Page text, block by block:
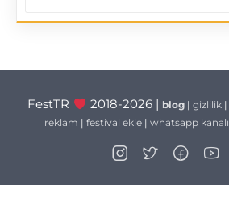
FestTR 2018-2026 | blog| gizlilik|
reklam | festival ekle| whatsapp kanalı